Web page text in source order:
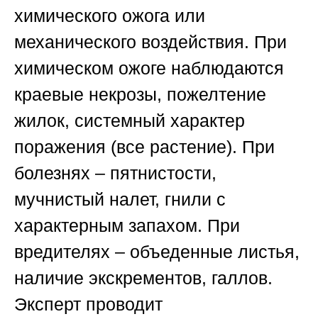
химического ожога или
механического воздействия. При
химическом ожоге наблюдаются
краевые некрозы, пожелтение
жилок, системный характер
поражения (все растение). При
болезнях – пятнистости,
мучнистый налет, гнили с
характерным запахом. При
вредителях – объеденные листья,
наличие экскрементов, галлов.
Эксперт проводит